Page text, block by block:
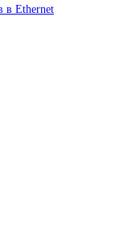
в Ethernet